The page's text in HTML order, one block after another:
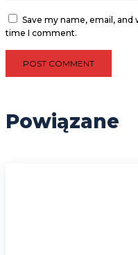
Save my name, email,
time I comment.
Powiązane